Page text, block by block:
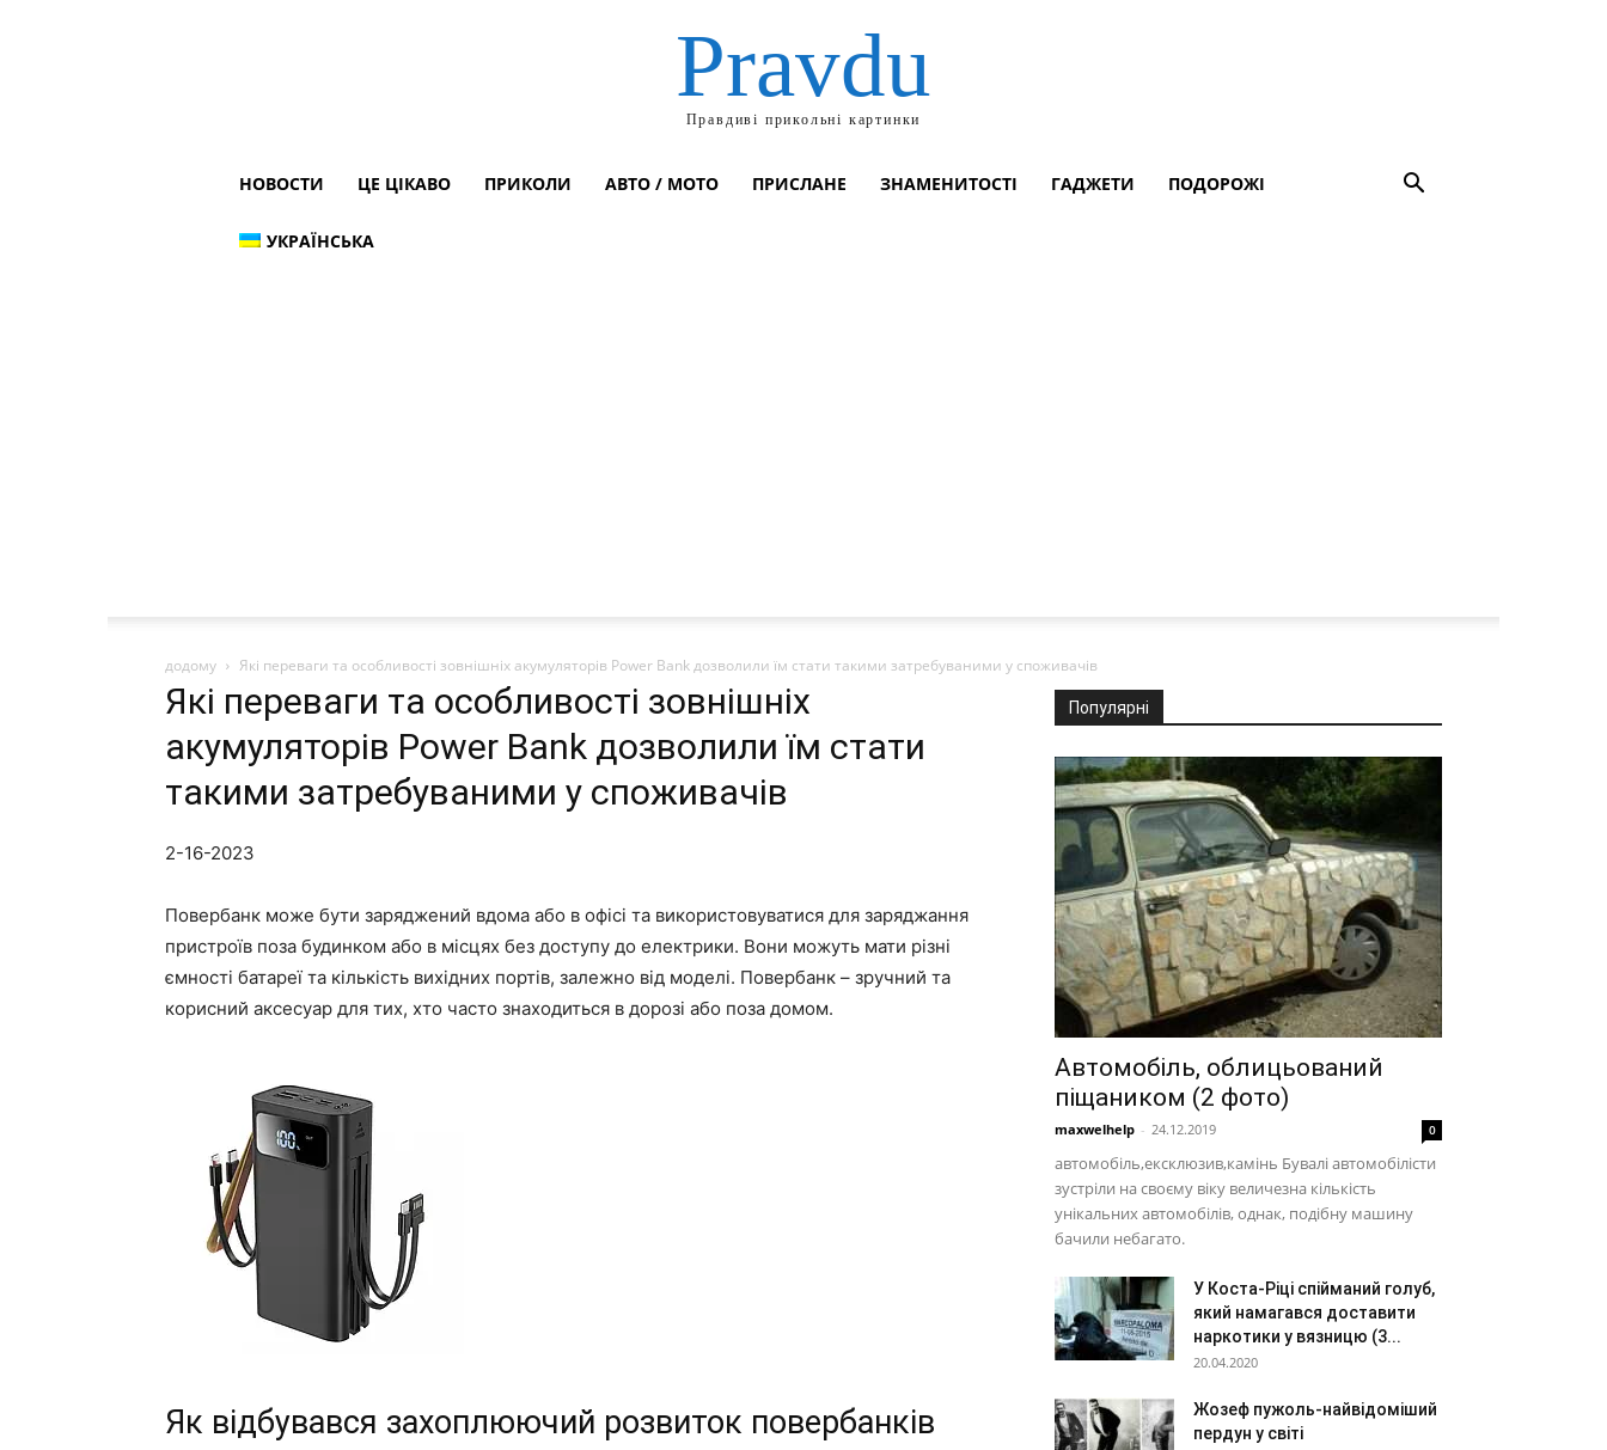
Pravdu
Правдиві прикольні картинки
НОВОСТИ ЦЕ ЦІКАВО ПРИКОЛИ АВТО / МОТО ПРИСЛАНЕ ЗНАМЕНИТОСТІ ГАДЖЕТИ ПОДОРОЖІ
УКРАЇНСЬКА
додому Які переваги та особливості зовнішніх акумуляторів Power Bank дозволили їм стати такими затребуваними у споживачів
Які переваги та особливості зовнішніх
акумуляторів Power Bank дозволили їм стати
такими затребуваними у споживачів
2-16-2023
Повербанк може бути заряджений вдома або в офісі та використовуватися для заряджання
пристроїв поза будинком або в місцях без доступу до електрики. Вони можуть мати різні
ємності батареї та кількість вихідних портів, залежно від моделі. Повербанк – зручний та
корисний аксесуар для тих, хто часто знаходиться в дорозі або поза домом.
Як відбувався захоплюючий розвиток повербанків
Популярні
Автомобіль, облицьований
піщаником (2 фото)
maxwelhelp - 24.12.2019 0
автомобіль,ексклюзив,камінь Бувалі автомобілісти
зустріли на своєму віку величезна кількість
унікальних автомобілів, однак, подібну машину
бачили небагато.
У Коста-Ріці спійманий голуб,
який намагався доставити
наркотики у вязницю (3...
20.04.2020
Жозеф пужоль-найвідоміший
пердун у світі